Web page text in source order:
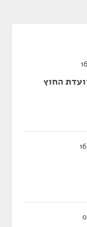
החוץ